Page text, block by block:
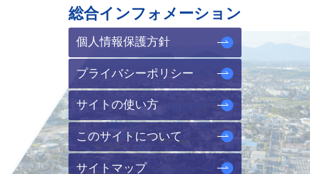
総合インフォメーション
個人情報保護方針
プライバシーポリシー
サイトの使い方
このサイトについて
サイトマップ